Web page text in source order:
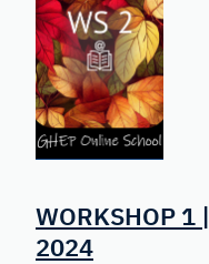
WORKSHOP 1
2024